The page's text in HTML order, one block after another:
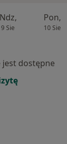
Ndz,
9 Sie
Pon,
10 Sie
dostępne